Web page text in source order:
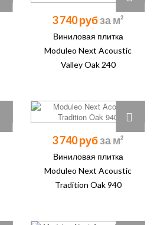
3 740 руб
Виниловая плитка
Moduleo Next Acoustic
Valley Oak 240
3 740 руб
Виниловая плитка
Moduleo Next Acoustic
Tradition Oak 940